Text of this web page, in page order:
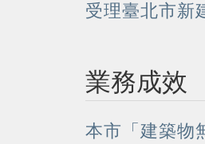
受理臺北市新
業務成效
本市「建築物